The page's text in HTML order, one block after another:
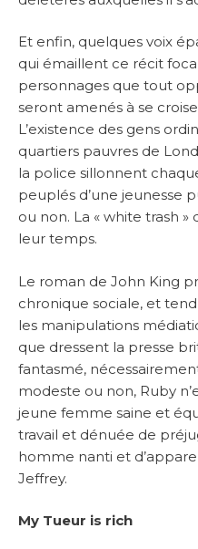
Et enfin, quelques voix
qui émaillent ce récit
personnages que tout
seront amenés à se
L’existence des gens
quartiers pauvres de
la police sillonnent
peuplés d’une jeunesse
ou non. La « white trash
leur temps.
Le roman de John King
chronique sociale, et
les manipulations
que dressent la presse
fantasmé,
modeste ou non, Ruby
jeune femme saine et
travail et dénuée de
homme nanti et
Jeffrey.
My Tueur is rich